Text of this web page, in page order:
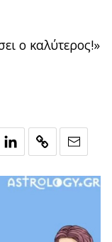
ο καλύτερος!»